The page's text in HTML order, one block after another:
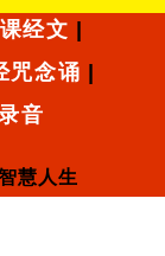
经文
咒念诵
音
慧人生